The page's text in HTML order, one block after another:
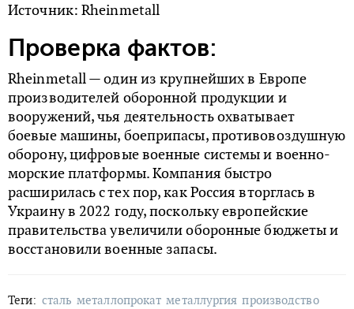
Источник: Rheinmetall
Проверка фактов:
Rheinmetall — один из крупнейших в Европе
производителей оборонной продукции и
вооружений, чья деятельность охватывает
боевые машины, боеприпасы, противовоздушную
оборону, цифровые военные системы и военно-
морские платформы. Компания быстро
расширилась с тех пор, как Россия вторглась в
Украину в 2022 году, поскольку европейские
правительства увеличили оборонные бюджеты и
восстановили военные запасы.
Теги: сталь металлопрокат металлургия производство